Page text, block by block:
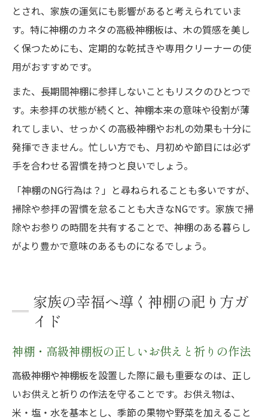
とされ、家族の運気にも影響があると考えられていま
す。特に神棚のカネタの高級神棚板は、木の質感を美し
く保つためにも、定期的な乾拭きや専用クリーナーの使
用がおすすめです。
また、長期間神棚に参拝しないこともリスクのひとつで
す。未参拝の状態が続くと、神棚本来の意味や役割が薄
れてしまい、せっかくの高級神棚やお札の効果も十分に
発揮できません。忙しい方でも、月初めや節目には必ず
手を合わせる習慣を持つと良いでしょう。
「神棚のNG行為は？」と尋ねられることも多いですが、
掃除や参拝の習慣を怠ることも大きなNGです。家族で掃
除やお参りの時間を共有することで、神棚のある暮らし
がより豊かで意味のあるものになるでしょう。
家族の幸福へ導く神棚の祀り方ガ
イド
神棚・高級神棚板の正しいお供えと祈りの作法
高級神棚や神棚板を設置した際に最も重要なのは、正し
いお供えと祈りの作法を守ることです。お供え物は、
米・塩・水を基本とし、季節の果物や野菜を加えること